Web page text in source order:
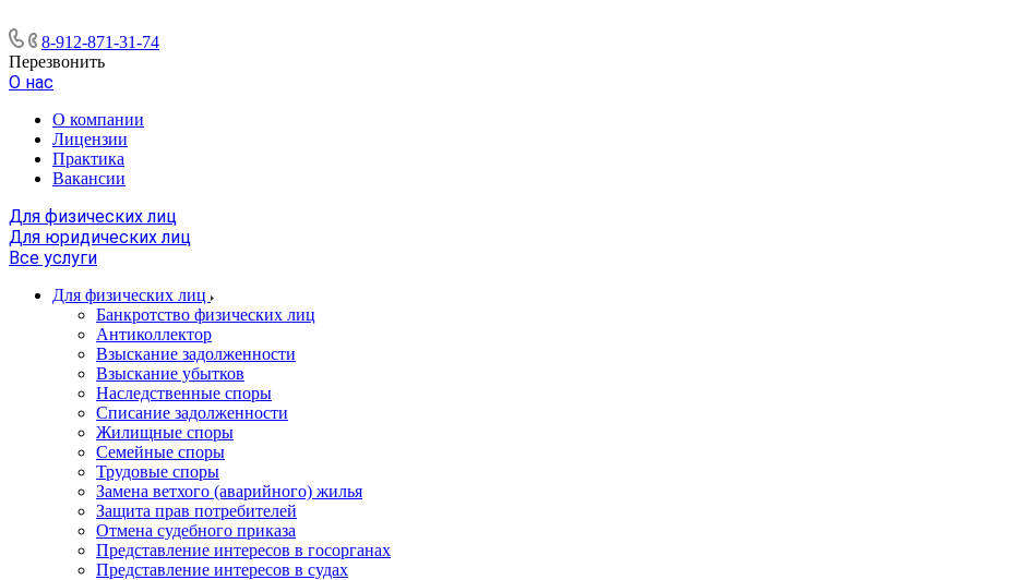
8-912-871-31-74
Перезвонить
О нас
О компании
Лицензии
Практика
Вакансии
Для физических лиц
Для юридических лиц
Все услуги
Для физических лиц
Банкротство физических лиц
Антиколлектор
Взыскание задолженности
Взыскание убытков
Наследственные споры
Списание задолженности
Жилищные споры
Семейные споры
Трудовые споры
Замена ветхого (аварийного) жилья
Защита прав потребителей
Отмена судебного приказа
Представление интересов в госорганах
Представление интересов в судах